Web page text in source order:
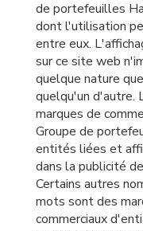
de portefeuilles
dont l'utilisation
entre eux.
sur ce site web
quelque nature
quelqu'un d'autre.
marques de
Groupe de
entités liées et
dans la publicité
Certains autres
mots sont des
commerciaux